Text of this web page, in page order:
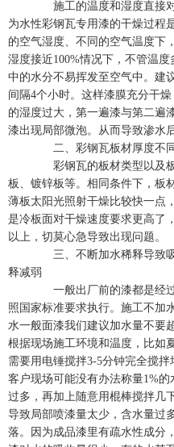
施工的温度和湿度直接对
为水性彩钢瓦专用漆的干燥过程
的空气湿度、不同的空气温度下
湿度接近100%情况下，不管温
中的水分不易挥发至空气中。建
间隔4个小时。这样漆膜充分干
的湿度过大，第一遍漆与第二遍
漆出现局部微泡。从而导致渗水
二、彩钢瓦板材厚度不同
彩钢瓦的板材类型以及板
板、镀锌板等。相同条件下，板
薄板太阳光照射干燥比较快一点
是冷板面对干燥速度要求更高了
以上，切莫心急导致出现问题。
三、不断加水稀释导致吸
释减弱
一般出厂前的漆都是经过
照国家标准要求执行。施工不加
水一般面漆我们建议加水量不要
根据现场施工环境和温度，比如
需要用电锤搅拌3-5分钟完全搅
客户现场可能没有办法称量1%
过多，再加上随意用棍棒搅拌几
导致局部喷漆量太少，含水量过
落。因为成品漆里有疏水性成分